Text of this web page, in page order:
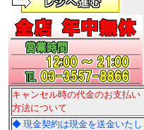
キャンセル時の代金のお支払い
方法について
◆ 現金契約は現金を送金いたし